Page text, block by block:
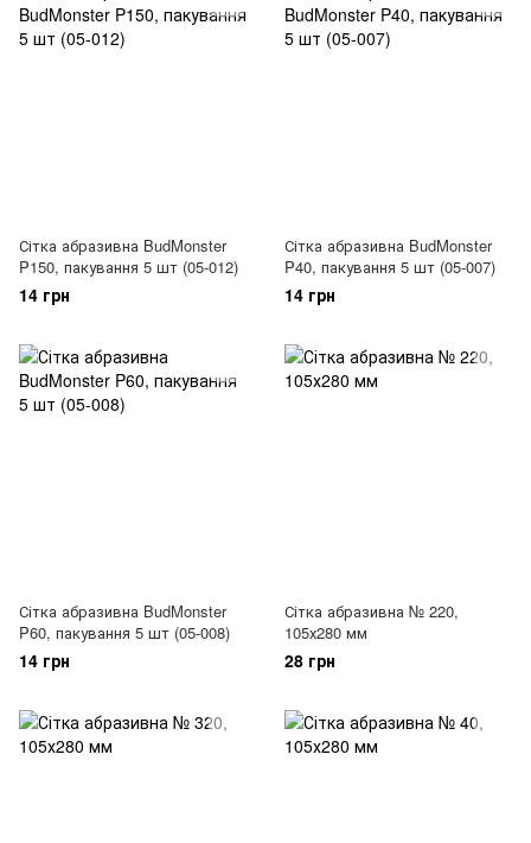
Сітка абразивна BudMonster
P150, пакування 5 шт (05-012)
14 грн
Сітка абразивна BudMonster
P40, пакування 5 шт (05-007)
14 грн
Сітка абразивна BudMonster
P60, пакування 5 шт (05-008)
14 грн
Сітка абразивна № 220,
105х280 мм
28 грн